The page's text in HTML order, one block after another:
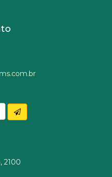
2100